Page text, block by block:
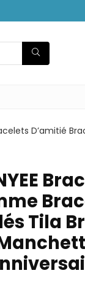
D’amitié
Tila